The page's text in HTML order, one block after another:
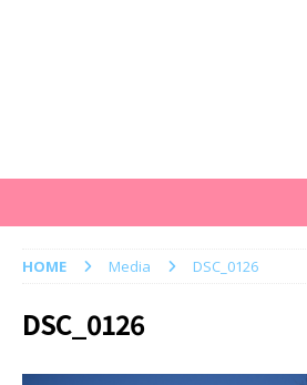
HOME Media DSC_0126
DSC_0126